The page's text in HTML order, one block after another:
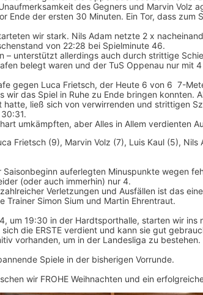
des Gegners und Marvin Volz
Ende der ersten 30 Minuten. Ein Tor, dass zum
wir stark. Nils Adam netzte 2 x
von 22:28 bei Spielminute 46.
– unterstützt allerdings auch durch strittige
belegt waren und der TuS Oppenau nur mit
gegen Luca Frietsch, der Heute 6 von 6 7-
wir das Spiel in Ruhe zu Ende bringen konnten.
ließ sich von verwirrenden und strittigen
umkämpften, aber Alles in Allem verdienten
Frietsch (9), Marvin Volz (7), Luis Kaul (5),
auferlegten Minuspunkte wegen
(oder auch immerhin) nur 4.
Verletzungen und Ausfällen ist das
Trainer Simon Sium und Martin Ehrentraut.
um 19:30 in der Hardtsporthalle, starten wir ins
die ERSTE verdient und kann sie gut
vorhanden, um in der Landesliga zu bestehen.
Spiele in der bisherigen Vorrunde.
wir FROHE Weihnachten und ein